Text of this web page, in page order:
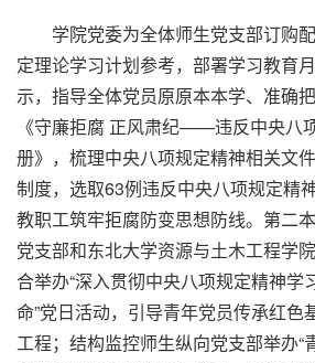
学院党委为全体师生党支部订购
定理论学习计划参考，部署学习教育
示，指导全体党员原原本本学、准确
《守廉拒腐 正风肃纪——违反中央八
册》，梳理中央八项规定精神相关文
制度，选取63例违反中央八项规定精
教职工筑牢拒腐防变思想防线。第二
党支部和东北大学资源与土木工程学
合举办“深入贯彻中央八项规定精神学
命”党日活动，引导青年党员传承红色
工程；结构监控师生纵向党支部举办“